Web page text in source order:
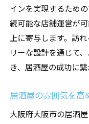
インを実現するため
続可能な店舗運営が
上に寄与します。訪
リーな設計を通じて
き、居酒屋の成功に繋
居酒屋の雰囲気を高
大阪府大阪市の居酒